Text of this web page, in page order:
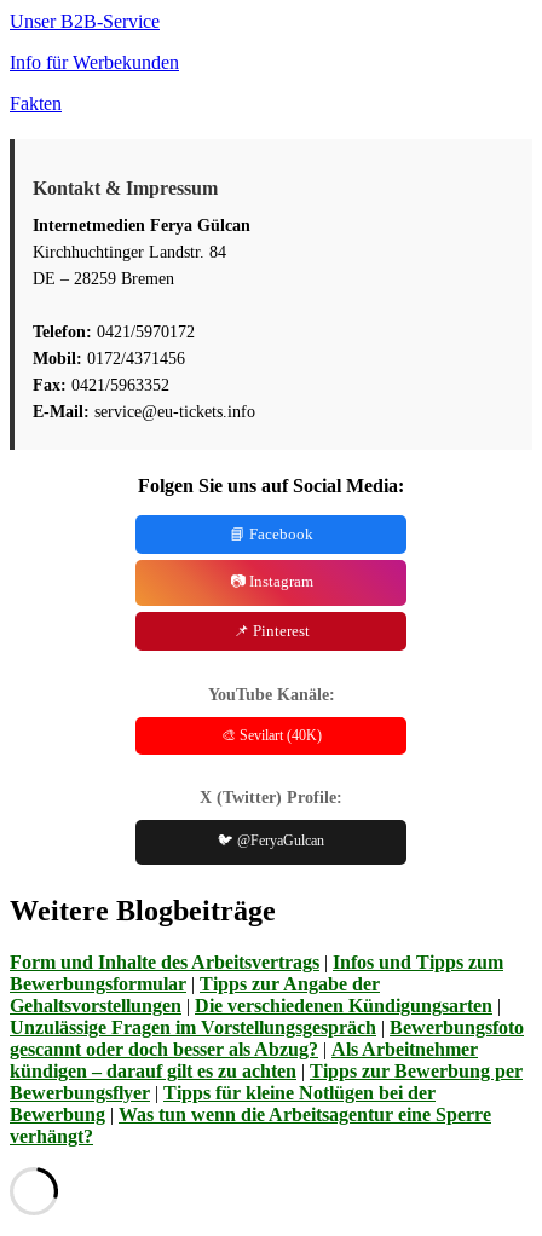
Unser B2B-Service
Info für Werbekunden
Fakten
Kontakt & Impressum
Internetmedien Ferya Gülcan
Kirchhuchtinger Landstr. 84
DE – 28259 Bremen
Telefon: 0421/5970172
Mobil: 0172/4371456
Fax: 0421/5963352
E-Mail: service@eu-tickets.info
Folgen Sie uns auf Social Media:
📘 Facebook
📷 Instagram
📌 Pinterest
YouTube Kanäle:
🎨 Sevilart (40K)
X (Twitter) Profile:
🐦 @FeryaGulcan
Weitere Blogbeiträge
Form und Inhalte des Arbeitsvertrags | Infos und Tipps zum
Bewerbungsformular | Tipps zur Angabe der
Gehaltsvorstellungen | Die verschiedenen Kündigungsarten |
Unzulässige Fragen im Vorstellungsgespräch | Bewerbungsfoto
gescannt oder doch besser als Abzug? | Als Arbeitnehmer
kündigen – darauf gilt es zu achten | Tipps zur Bewerbung per
Bewerbungsflyer | Tipps für kleine Notlügen bei der
Bewerbung | Was tun wenn die Arbeitsagentur eine Sperre
verhängt?